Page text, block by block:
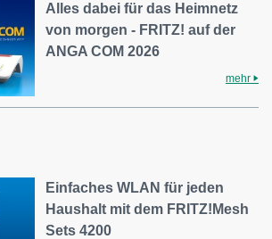
Alles dabei für das Heimnetz
von morgen - FRITZ! auf der
ANGA COM 2026
mehr
Einfaches WLAN für jeden
Haushalt mit dem FRITZ!Mesh
Sets 4200